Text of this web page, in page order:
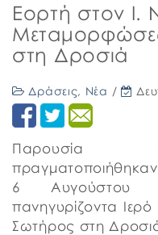
Εορτή στον Ι.
στη Δροσιά
Δράσεις, Νέα /
Παρουσία
6 Αυγούστου
πανηγυρίζοντα
Σωτήρος στη